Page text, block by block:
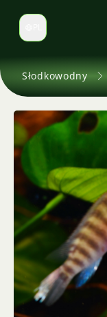
Zmień język
Słodkowodny